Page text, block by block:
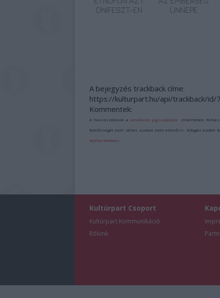
ONIFESZT-EN
ÜNNEPE
A bejegyzés trackback címe:
https://kulturpart.hu/api/trackback/id/
Kommentek:
A hozzászólások avonatkozó jogszabályok értelmében
felelősséget nem vállal, azokat nem ellenőrzi. Kifogás esetén
tájékoztatóban
Kultúrpart Csoport
Kultúrpart Kommunikáció
Rólunk